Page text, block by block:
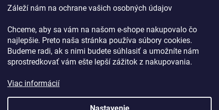
Záleží nám na ochrane vašich osobných údajov
Chceme, aby sa vám na našom e-shope nakupovalo čo
najlepšie. Preto naša stránka používa súbory cookies.
Budeme radi, ak s nimi budete súhlasiť a umožníte nám
sprostredkovať vám ešte lepší zážitok z nakupovania.
Viac informácií
Vytvoril Shoptet